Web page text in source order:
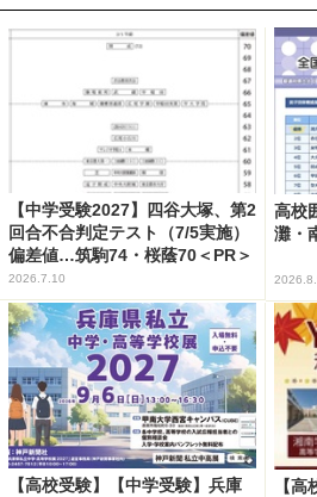
【中学受験2027】四谷大塚、第2
回合不合判定テスト（7/5実施）
偏差値…筑駒74・桜蔭70＜PR＞
2026.7.10
高校
灘・
【高校受験】【中学受験】兵庫
【